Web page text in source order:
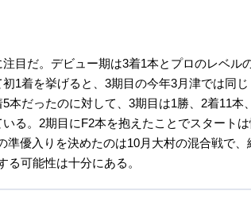
目だ。デビュー期は3着1本とプロのレベル
1着を挙げると、3期目の今年3月津では同
だったのに対して、3期目は1勝、2着11本
る。2期目にF2本を抱えたことでスタート
優入りを決めたのは10月大村の混合戦で
可能性は十分にある。